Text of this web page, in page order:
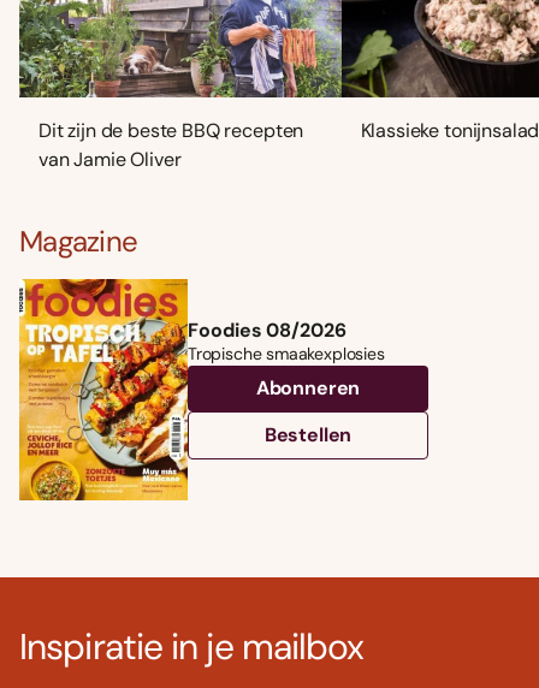
Dit zijn de beste BBQ recepten
van Jamie Oliver
Klassieke
Magazine
Foodies 08/2026
Tropische smaakexplosies
Abonneren
Bestellen
Inspiratie in je mailbox